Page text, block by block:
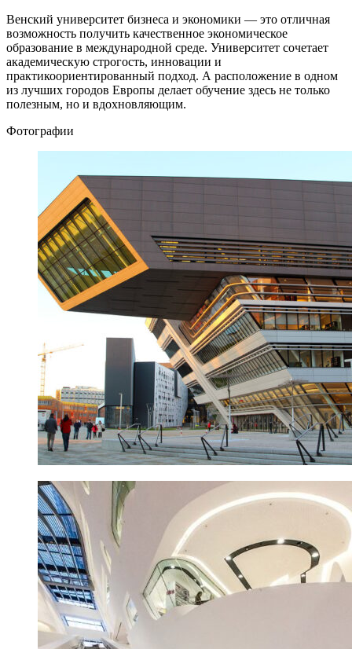
Венский университет бизнеса и экономики — это отличная
возможность получить качественное экономическое
образование в международной среде. Университет сочетает
академическую строгость, инновации и
практикоориентированный подход. А расположение в одном
из лучших городов Европы делает обучение здесь не только
полезным, но и вдохновляющим.
Фотографии